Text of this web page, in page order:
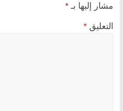
مشار إليها بـ *
التعليق *